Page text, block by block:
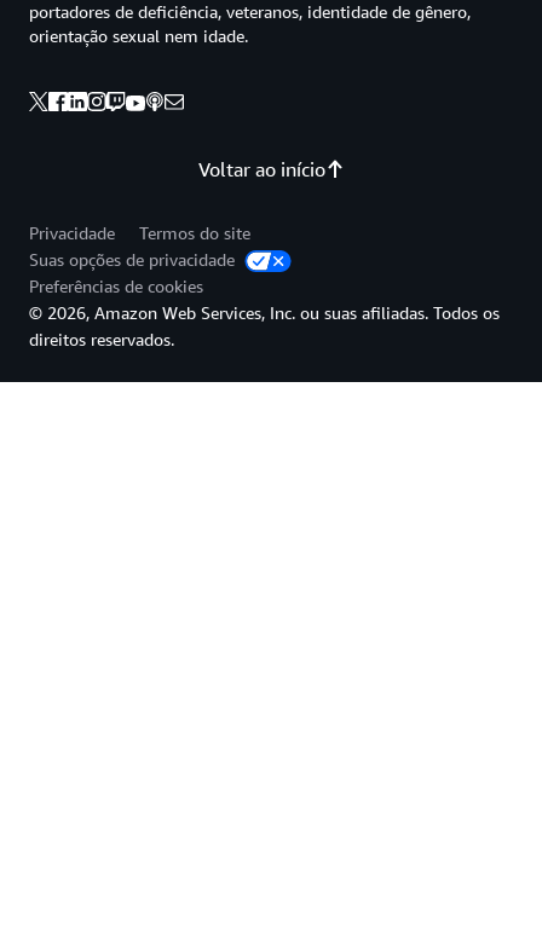
Voltar ao início
portadores de deficiência, veteranos, identidade de gênero,
orientação sexual nem idade.
Privacidade
Termos do site
Suas opções de privacidade
Preferências de cookies
© 2026, Amazon Web Services, Inc. ou suas afiliadas. Todos os
direitos reservados.